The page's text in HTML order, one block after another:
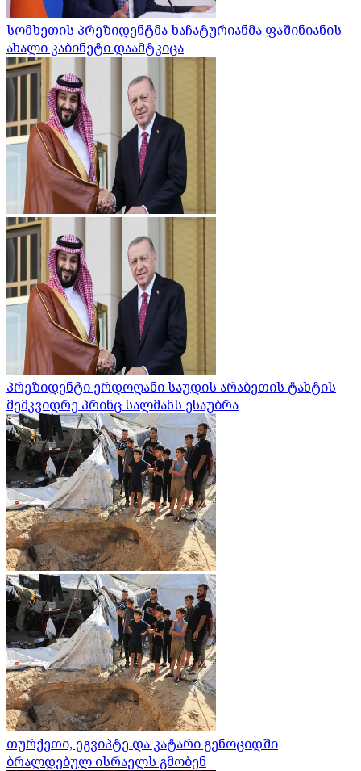
სომხეთის პრეზიდენტმა ხაჩატურიანმა ფაშინიანის
ახალი კაბინეტი დაამტკიცა
პრეზიდენტი ერდოღანი საუდის არაბეთის ტახტის
მემკვიდრე პრინც სალმანს ესაუბრა
თურქეთი, ეგვიპტე და კატარი გენოციდში
ბრალდებულ ისრაელს გმობენ